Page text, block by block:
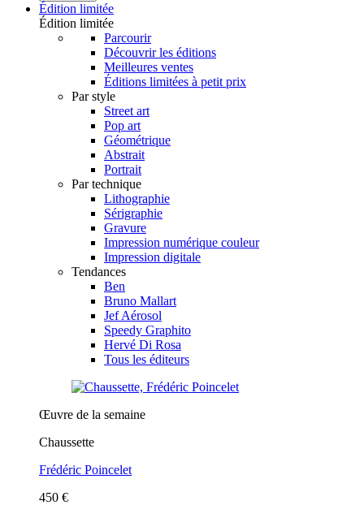
Édition limitée
Édition limitée
Parcourir
Découvrir les éditions
Meilleures ventes
Éditions limitées à petit prix
Par style
Street art
Pop art
Géométrique
Abstrait
Portrait
Par technique
Lithographie
Sérigraphie
Gravure
Impression numérique couleur
Impression digitale
Tendances
Ben
Bruno Mallart
Jef Aérosol
Speedy Graphito
Hervé Di Rosa
Tous les éditeurs
Œuvre de la semaine
Chaussette
Frédéric Poincelet
450 €